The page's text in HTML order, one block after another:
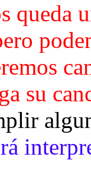
queda
su